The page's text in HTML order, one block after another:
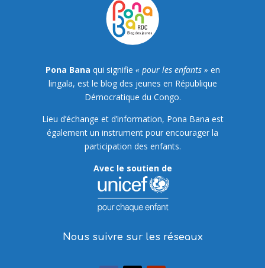
Pona Bana qui signifie « pour les enfants » en
lingala, est le blog des jeunes en République
Démocratique du Congo.
Lieu d’échange et d’information, Pona Bana est
également un instrument pour encourager la
participation des enfants.
Avec le soutien de
Nous suivre sur les réseaux